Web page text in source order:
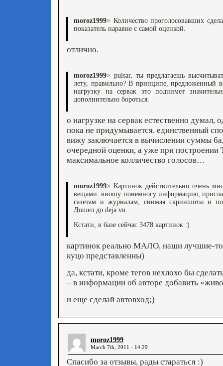
moroz1999> Количество проголосовавших
показатель наравне с самой оценкой.
отлично.
moroz1999> pulsar, ты предлагаешь
лету, правильно? В принципе, предложенный
нагрузку на сервак это поднимет
дополнительно бороться.
о нагрузке на сервак естественно думал,
пока не придумывается. единственный
вижу заключается в вычислении суммы
очередной оценки, а уже при
максимальное колличество голосов…
moroz1999> Картинок действительно очень
вещами: вношу понемногу информацию,
газетам и журналам, снимая скриншоты и
Дошел до deja vu.
Кстати, в базе сейчас 3478 картинок :)
картинок реально МАЛО, наши лучшие-
куцо представленны)
да, кстати, кроме тегов нехлохо бы
– в информации об авторе добавить
и еще сделай автовход;)
moroz1999
March 7th, 2011 - 14:29
Спасибо за отзывы, рады стараться :)